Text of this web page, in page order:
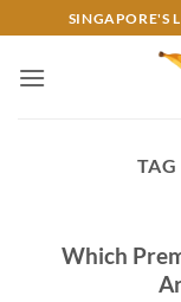
to
content
SINGAPORE'S
Which